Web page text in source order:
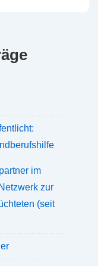
im
zur
(seit